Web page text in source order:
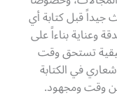
جيداً قبل كتابة أي
وعناية بناءاً على
تستحق وقت
في الكتابة
وقت ومجهود.